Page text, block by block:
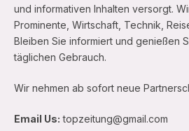
und informativen Inhalten versorgt.
Prominente, Wirtschaft, Technik,
Bleiben Sie informiert und genießen
täglichen Gebrauch.
Wir nehmen ab sofort neue
Email Us: topzeitung@gmail.com